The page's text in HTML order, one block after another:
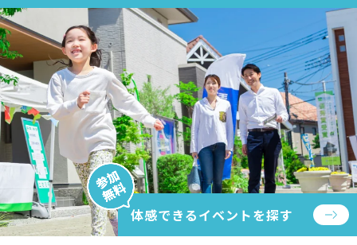
体感できるイベントを探す